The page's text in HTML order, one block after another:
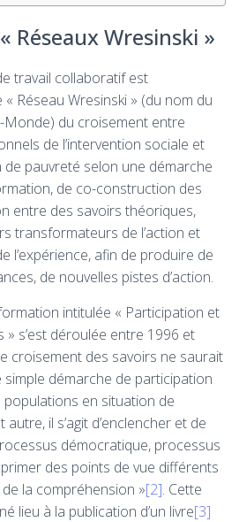
Réseaux Wresinski »
travail collaboratif est
« Réseau Wresinski » (du nom du
Monde) du croisement entre
de l’intervention sociale et
pauvreté selon une démarche
de co-construction des
entre des savoirs théoriques,
transformateurs de l’action et
l’expérience, afin de produire de
de nouvelles pistes d’action.
intitulée « Participation et
» s’est déroulée entre 1996 et
croisement des savoirs ne saurait
démarche de participation
en situation de
autre, il s’agit d’enclencher et de
démocratique, processus
des points de vue différents
la compréhension »[2]. Cette
lieu à la publication d’un livre[3]